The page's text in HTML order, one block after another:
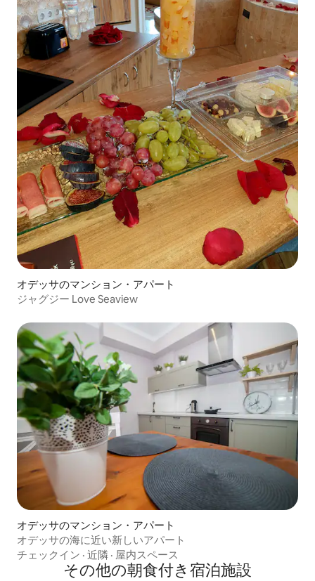
オデッサのマンション・アパート
ジャグジー Love Seaview
オデッサのマンション・アパート
オデッサの海に近い新しいアパート
チェックイン · 近隣 · 屋内スペース
その他の朝食付き宿泊施設